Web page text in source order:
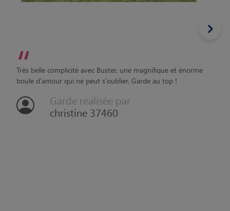
“
Très belle complicité avec Buster, une magnifique et énorme
boule d'amour qui ne peut s'oublier. Garde au top !
Garde réalisée par
christine 37460